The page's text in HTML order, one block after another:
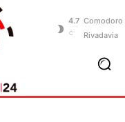
4.7
C
Comodoro
Rivadavia